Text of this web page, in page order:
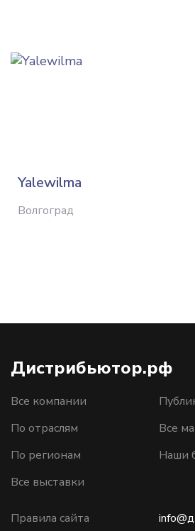
Yalewilma
Волгоград
Дистрибьютор.рф
Все компании
По отраслям
По регионам
Все выставки
Все
Наши
Правила сайта